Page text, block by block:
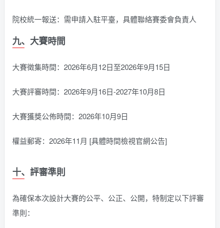
院校統一報送：需申請入駐平臺，具體聯絡賽委會負責人
九、大賽時間
大賽徵集時間：2026年6月12日至2026年9月15日
大賽評審時間：2026年9月16日-2027年10月8日
大賽獲獎公佈時間：2026年10月9日
權益郵寄：2026年11月 [具體時間檢視官網公告]
十、評審準則
為確保本次設計大賽的公平、公正、公開，特制定以下評審
準則：